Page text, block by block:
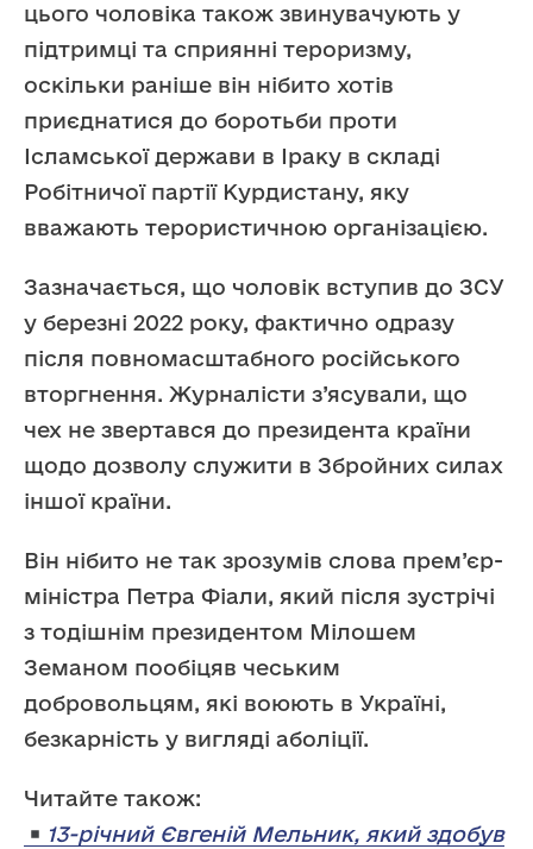
цього чоловіка також звинувачують у
підтримці та сприянні тероризму,
оскільки раніше він нібито хотів
приєднатися до боротьби проти
Ісламської держави в Іраку в складі
Робітничої партії Курдистану, яку
вважають терористичною організацією.
Зазначається, що чоловік вступив до ЗСУ
у березні 2022 року, фактично одразу
після повномасштабного російського
вторгнення. Журналісти з’ясували, що
чех не звертався до президента країни
щодо дозволу служити в Збройних силах
іншої країни.
Він нібито не так зрозумів слова прем’єр-
міністра Петра Фіали, який після зустрічі
з тодішнім президентом Мілошем
Земаном пообіцяв чеським
добровольцям, які воюють в Україні,
безкарність у вигляді аболіції.
Читайте також:
13-річний Євгеній Мельник, який здобув